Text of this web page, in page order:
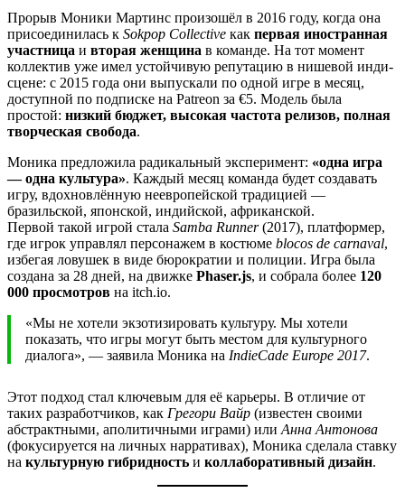
Прорыв Моники Мартинс произошёл в 2016 году, когда она
присоединилась к Sokpop Collective как первая иностранная
участница и вторая женщина в команде. На тот момент
коллектив уже имел устойчивую репутацию в нишевой инди-
сцене: с 2015 года они выпускали по одной игре в месяц,
доступной по подписке на Patreon за €5. Модель была
простой: низкий бюджет, высокая частота релизов, полная
творческая свобода.
Моника предложила радикальный эксперимент: «одна игра
— одна культура». Каждый месяц команда будет создавать
игру, вдохновлённую неевропейской традицией —
бразильской, японской, индийской, африканской.
Первой такой игрой стала Samba Runner(2017), платформер,
где игрок управлял персонажем в костюме blocos de carnaval,
избегая ловушек в виде бюрократии и полиции. Игра была
создана за 28 дней, на движке Phaser.js, и собрала более 120
000 просмотров на itch.io.
«Мы не хотели экзотизировать культуру. Мы хотели
показать, что игры могут быть местом для культурного
диалога», — заявила Моника на IndieCade Europe 2017.
Этот подход стал ключевым для её карьеры. В отличие от
таких разработчиков, как Грегори Вайр (известен своими
абстрактными, аполитичными играми) или Анна Антонова
(фокусируется на личных нарративах), Моника сделала ставку
на культурную гибридность и коллаборативный дизайн.